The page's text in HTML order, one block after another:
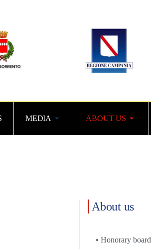
MEDIA ABOUT US
About us
Honorary board